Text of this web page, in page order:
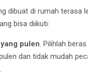
dibuat di rumah terasa
bisa diikuti:
pulen. Pilihlah beras
dan tidak mudah